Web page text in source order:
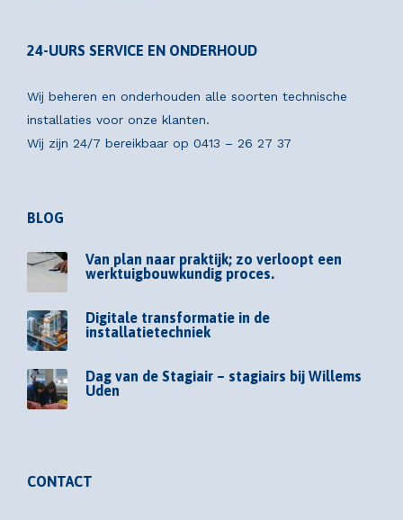
24-UURS SERVICE EN ONDERHOUD
Wij beheren en onderhouden alle soorten technische
installaties voor onze klanten.
Wij zijn 24/7 bereikbaar op 0413 – 26 27 37
BLOG
Van plan naar praktijk; zo verloopt een
werktuigbouwkundig proces.
Digitale transformatie in de
installatietechniek
Dag van de Stagiair – stagiairs bij Willems
Uden
CONTACT